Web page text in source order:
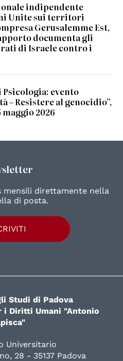
indipendente
Unite sui territori
Gerusalemme Est,
documenta gli
di Israele contro i
evento
– Resistere al genocidio”,
2026
mensili direttamente nella
di posta.
Studi di Padova
i Diritti Umani "Antonio
Universitario
28 - 35137 Padova